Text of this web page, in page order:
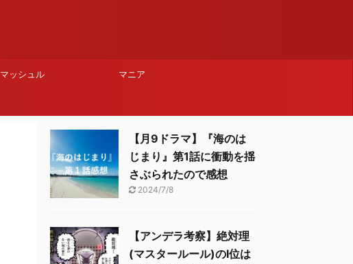
マッシュル マニア
【月9ドラマ】『海のは
じまり』第1話に衝動を揺
さぶられたので感想
2024/7/8
【アンデラ考察】絶対理
(マスタールール)のⅠ位は